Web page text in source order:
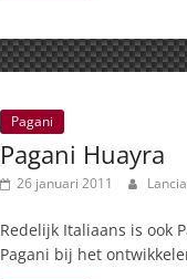
Pagani
Pagani Huayra
26 januari 2011
Redelijk Italiaans is ook
Pagani bij het